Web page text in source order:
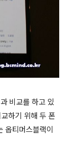
비교를 하고 있
하기 위해 두 폰
티머스블랙이